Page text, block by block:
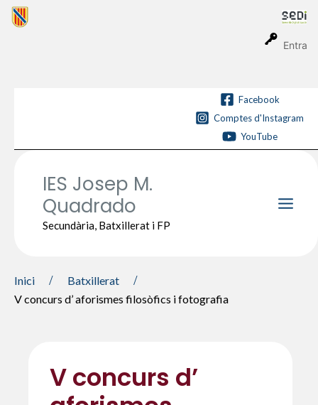
Entra
Vés
Facebook
Comptes d'Instagram
YouTube
IES Josep M.
Quadrado
Secundària, Batxillerat i FP
Inici
Batxillerat
V concurs d’ aforismes filosòfics i fotografia
V concurs d’